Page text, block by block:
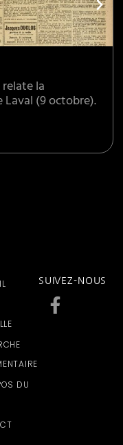
la
(9 octobre).
DU
SUIVEZ-NOUS